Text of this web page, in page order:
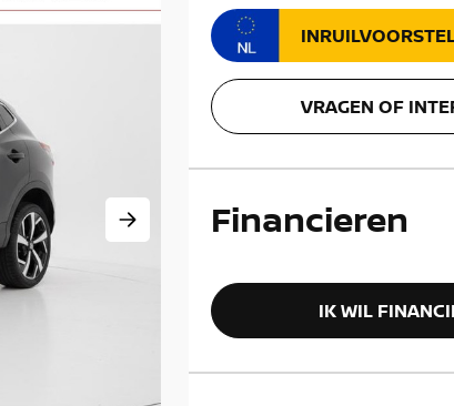
VRAGEN OF
Financieren
IK WIL